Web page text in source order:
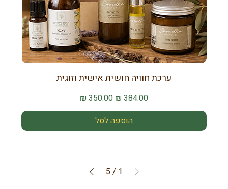
ערכת חוויה חושית אישית וזוגית
מחיר רגיל מחיר מבצע
הוספה לסל
1
/
5